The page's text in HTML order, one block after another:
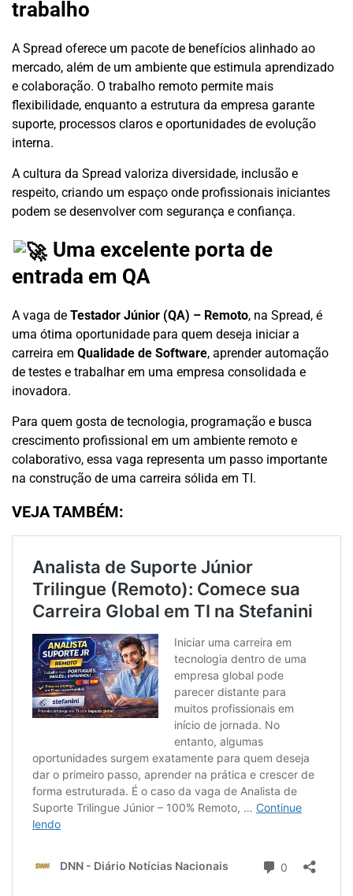
trabalho
A Spread oferece um pacote de benefícios alinhado ao
mercado, além de um ambiente que estimula aprendizado
e colaboração. O trabalho remoto permite mais
flexibilidade, enquanto a estrutura da empresa garante
suporte, processos claros e oportunidades de evolução
interna.
A cultura da Spread valoriza diversidade, inclusão e
respeito, criando um espaço onde profissionais iniciantes
podem se desenvolver com segurança e confiança.
Uma excelente porta de
entrada em QA
A vaga de Testador Júnior (QA) – Remoto, na Spread, é
uma ótima oportunidade para quem deseja iniciar a
carreira em Qualidade de Software, aprender automação
de testes e trabalhar em uma empresa consolidada e
inovadora.
Para quem gosta de tecnologia, programação e busca
crescimento profissional em um ambiente remoto e
colaborativo, essa vaga representa um passo importante
na construção de uma carreira sólida em TI.
VEJA TAMBÉM: